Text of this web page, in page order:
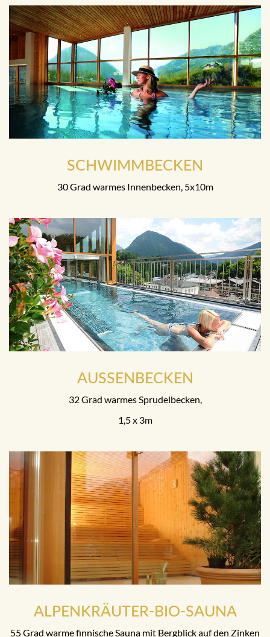
SCHWIMMBECKEN
30 Grad warmes Innenbecken, 5x10m
AUSSENBECKEN
32 Grad warmes Sprudelbecken,
1,5 x 3m
ALPENKRÄUTER-BIO-SAUNA
55 Grad warme finnische Sauna mit Bergblick auf den Zinken